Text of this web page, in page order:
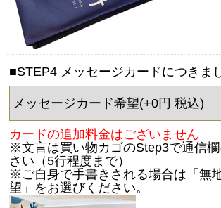
■STEP4 メッセージカードにつきま
カードの追加料金はございません
※文言は買い物カゴのStep3で通信
さい（5行程度まで）
※ご自身で手書きされる場合は「無
望」をお選びください。